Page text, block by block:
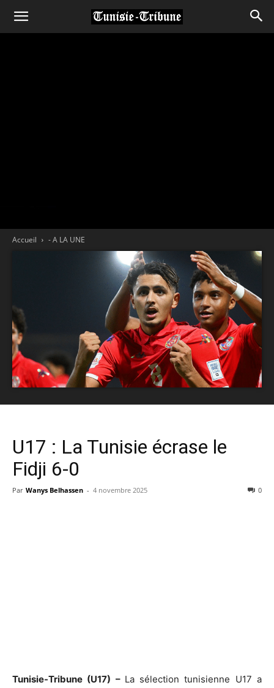
Accueil - A LA UNE
U17 : La Tunisie écrase le
Fidji 6-0
Par Wanys Belhassen - 4 novembre 2025 0
Tunisie-Tribune (U17) – La sélection tunisienne U17 a